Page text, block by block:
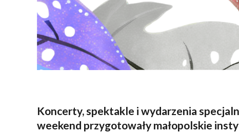
Koncerty, spektakle i wydarzenia
weekend przygotowały małopolskie